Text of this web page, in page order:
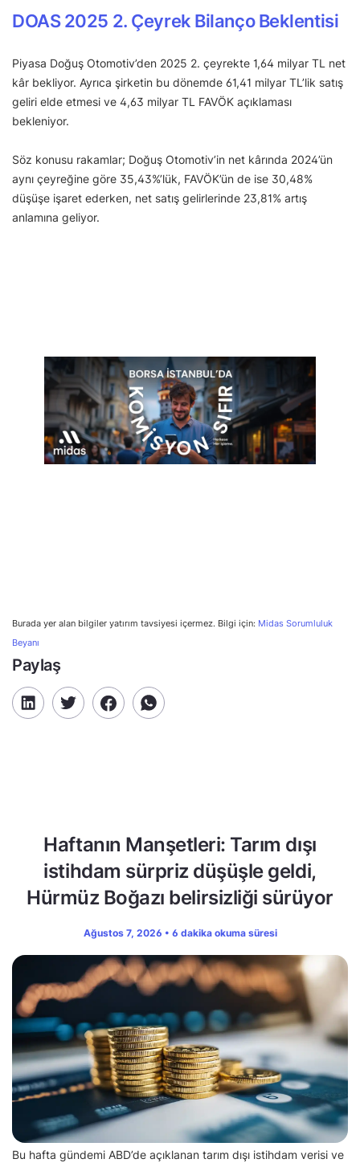
DOAS 2025 2. Çeyrek Bilanço Beklentisi
Piyasa Doğuş Otomotiv’den 2025 2. çeyrekte 1,64 milyar TL net
kâr bekliyor. Ayrıca şirketin bu dönemde 61,41 milyar TL’lik satış
geliri elde etmesi ve 4,63 milyar TL FAVÖK açıklaması
bekleniyor.
Söz konusu rakamlar; Doğuş Otomotiv’in net kârında 2024’ün
aynı çeyreğine göre 35,43%’lük, FAVÖK’ün de ise 30,48%
düşüşe işaret ederken, net satış gelirlerinde 23,81% artış
anlamına geliyor.
Burada yer alan bilgiler yatırım tavsiyesi içermez. Bilgi için: Midas Sorumluluk
Beyanı
Paylaş
Haftanın Manşetleri: Tarım dışı
istihdam sürpriz düşüşle geldi,
Hürmüz Boğazı belirsizliği sürüyor
Ağustos 7, 2026 • 6 dakika okuma süresi
Bu hafta gündemi ABD’de açıklanan tarım dışı istihdam verisi ve